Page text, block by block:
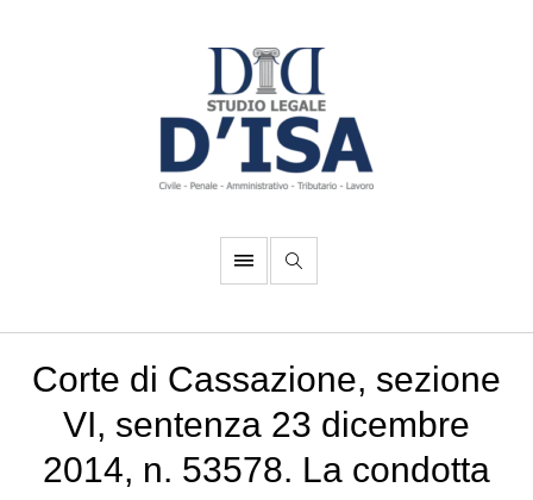
Corte di Cassazione, sezione
VI, sentenza 23 dicembre
2014, n. 53578. La condotta